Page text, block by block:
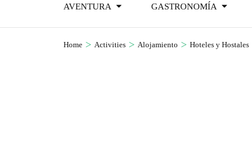
AVENTURA GASTRONOMÍA
Home > Activities > Alojamiento > Hoteles y Hostales